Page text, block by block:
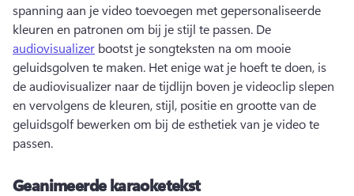
spanning aan je video toevoegen met gepersonaliseerde
kleuren en patronen om bij je stijl te passen. De
audiovisualizer bootst je songteksten na om mooie
geluidsgolven te maken. Het enige wat je hoeft te doen, is
de audiovisualizer naar de tijdlijn boven je videoclip slepen
en vervolgens de kleuren, stijl, positie en grootte van de
geluidsgolf bewerken om bij de esthetiek van je video te
passen.
Geanimeerde karaoketekst